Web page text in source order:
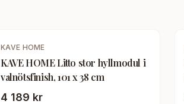
KAVE HOME
KAVE HOME Litto stor hyllmodul i
valnötsfinish, 101 x 38 cm
4 189 kr